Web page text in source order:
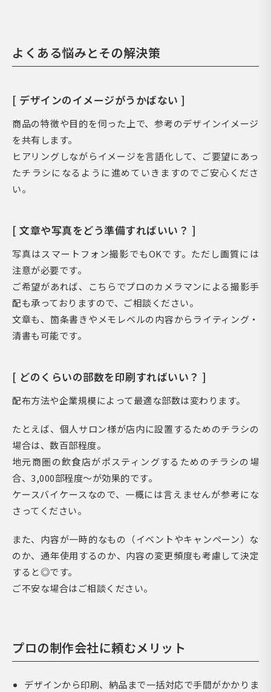
よくある悩みとその解決策
[ デザインのイメージがうかばない ]
商品の特徴や目的を伺った上で、参考のデザインイメージ
を共有します。
ヒアリングしながらイメージを言語化して、ご要望にあっ
たチラシになるように進めていきますのでご安心くださ
い。
[ 文章や写真をどう準備すればいい？ ]
写真はスマートフォン撮影でもOKです。ただし画質には
注意が必要です。
ご希望があれば、こちらでプロのカメラマンによる撮影手
配も承っておりますので、ご相談ください。
文章も、箇条書きやメモレベルの内容からライティング・
清書も可能です。
[ どのくらいの部数を印刷すればいい？ ]
配布方法や企業規模によって最適な部数は変わります。
たとえば、個人サロン様が店内に設置するためのチラシの
場合は、数百部程度。
地元商圏の飲食店がポスティングするためのチラシの場
合、3,000部程度～が効果的です。
ケースバイケースなので、一概には言えませんが参考にな
さってください。
また、内容が一時的なもの（イベントやキャンペーン）な
のか、通年使用するのか、内容の変更頻度も考慮して決定
すると◎です。
ご不安な場合はご相談ください。
プロの制作会社に頼むメリット
デザインから印刷、納品まで一括対応で手間がかかりま